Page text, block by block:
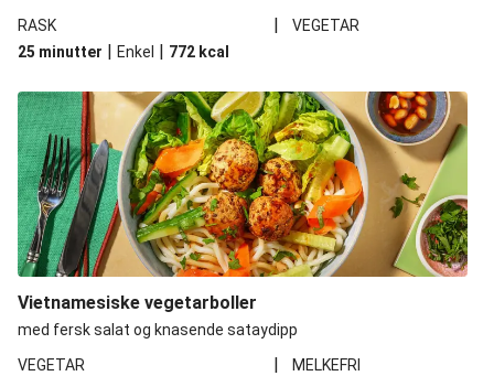
RASK |
VEGETAR
25 minutter | Enkel | 772 kcal
Vietnamesiske vegetarboller
med fersk salat og knasende sataydipp
VEGETAR
| MELKEFRI